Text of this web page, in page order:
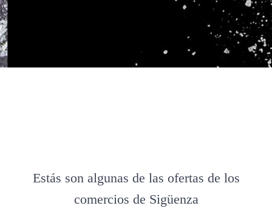
Estás son algunas de las ofertas de los
comercios de Sigüenza